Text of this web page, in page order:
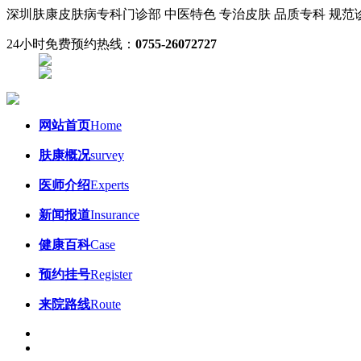
深圳肤康皮肤病专科门诊部 中医特色 专治皮肤 品质专科 规
24小时免费预约热线： 0755-26072727
网站首页Home
肤康概况survey
医师介绍Experts
新闻报道Insurance
健康百科Case
预约挂号Register
来院路线Route